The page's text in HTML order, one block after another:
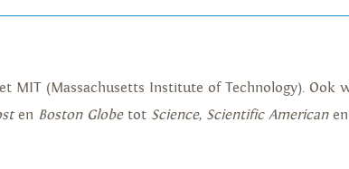
MIT (Massachusetts Institute of Technology). Ook
en Boston Globetot Science, Scientific Americanen